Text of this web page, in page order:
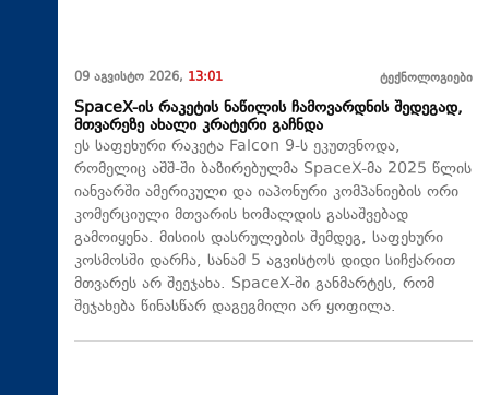
09 აგვისტო 2026, 13:01 ტექნოლოგიები
SpaceX-ის რაკეტის ნაწილის ჩამოვარდნის შედეგად,
მთვარეზე ახალი კრატერი გაჩნდა
ეს საფეხური რაკეტა Falcon 9-ს ეკუთვნოდა,
რომელიც აშშ-ში ბაზირებულმა SpaceX-მა 2025 წლის
იანვარში ამერიკული და იაპონური კომპანიების ორი
კომერციული მთვარის ხომალდის გასაშვებად
გამოიყენა. მისიის დასრულების შემდეგ, საფეხური
კოსმოსში დარჩა, სანამ 5 აგვისტოს დიდი სიჩქარით
მთვარეს არ შეეჯახა.​ SpaceX-ში განმარტეს, რომ
შეჯახება წინასწარ დაგეგმილი არ ყოფილა.